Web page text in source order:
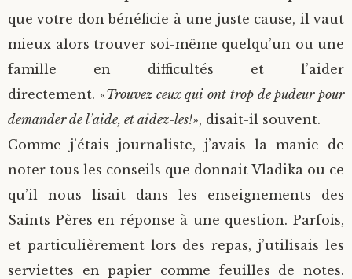
que votre don bénéficie à une juste cause, il vaut
mieux alors trouver soi-même quelqu’un ou une
famille en difficultés et l’aider
directement. «Trouvez ceux qui ont trop de pudeur pour
demander de l’aide, et aidez-les!», disait-il souvent.
Comme j’étais journaliste, j’avais la manie de
noter tous les conseils que donnait Vladika ou ce
qu’il nous lisait dans les enseignements des
Saints Pères en réponse à une question. Parfois,
et particulièrement lors des repas, j’utilisais les
serviettes en papier comme feuilles de notes.